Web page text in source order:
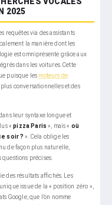
2025
requêtes via des assistants
la manière dont les
est omniprésente grâce aux
dans les voitures. Cette
puisque les moteurs de
conversationnelles et des
leur syntaxe longue et
«pizza Paris », mais « où
soir ? ». Cela oblige les
de façon plus naturelle,
précises.
des résultats affichés. Les
issue de la « position zéro »,
Google, que l’on nomme